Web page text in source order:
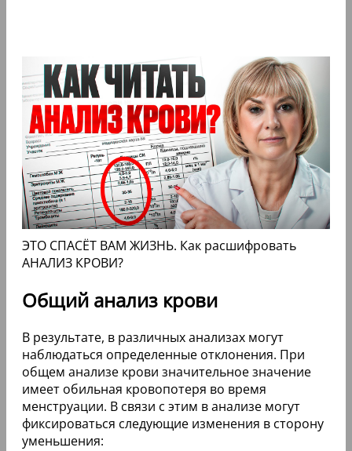
ЭТО СПАСЁТ ВАМ ЖИЗНЬ. Как расшифровать
АНАЛИЗ КРОВИ?
Общий анализ крови
В результате, в различных анализах могут
наблюдаться определенные отклонения. При
общем анализе крови значительное значение
имеет обильная кровопотеря во время
менструации. В связи с этим в анализе могут
фиксироваться следующие изменения в сторону
уменьшения: